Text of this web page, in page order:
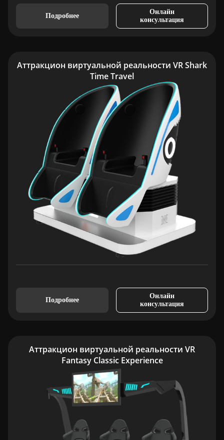
Подробнее
Онлайн
консультация
Аттракцион виртуальной реальности VR Shark
Time Travel
Подробнее
Онлайн
консультация
Аттракцион виртуальной реальности VR
Fantasy Classic Experience